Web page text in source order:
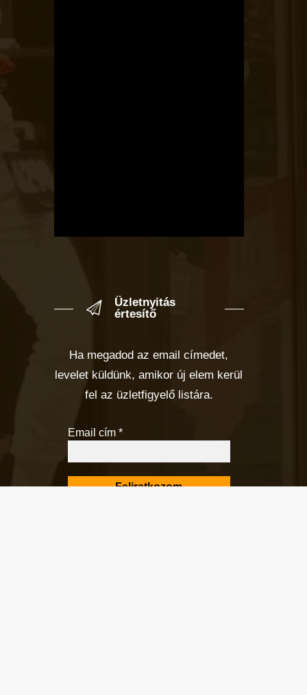
Üzletnyitás
értesítő
Ha megadod az email címedet,
levelet küldünk, amikor új elem kerül
fel az üzletfigyelő listára.
Email cím *